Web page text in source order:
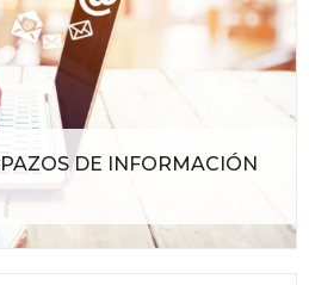
DE INFORMACIÓN